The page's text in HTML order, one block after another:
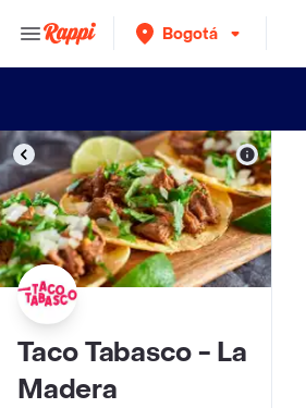
Bogotá
Taco Tabasco - La
Madera